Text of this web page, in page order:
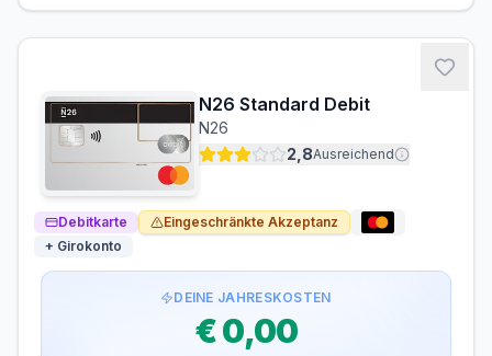
Voraussetzungen
BONITÄTSPRÜFUNG
Nicht erforderlich
GIROKONTO
N26 Standard Debit
N26
2,8Ausreichend
Debitkarte
Eingeschränkte Akzeptanz
+ Girokonto
DEINE JAHRESKOSTEN
€ 0,00